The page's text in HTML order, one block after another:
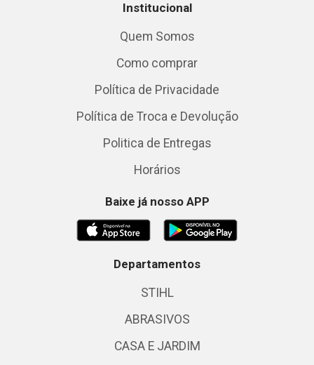
Institucional
Quem Somos
Como comprar
Política de Privacidade
Política de Troca e Devolução
Politica de Entregas
Horários
Baixe já nosso APP
Departamentos
STIHL
ABRASIVOS
CASA E JARDIM